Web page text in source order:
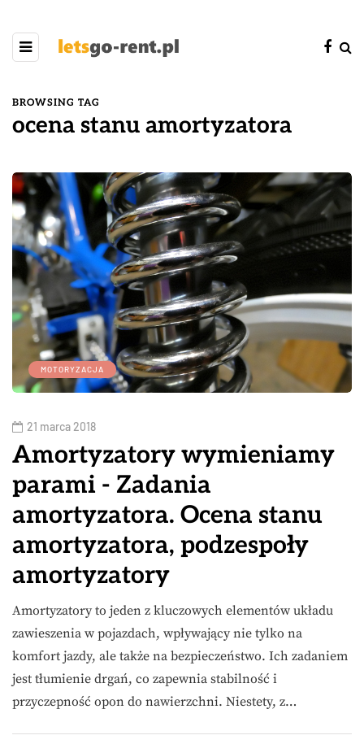
BROWSING TAG
ocena stanu amortyzatora
MOTORYZACJA
21 marca 2018
Amortyzatory wymieniamy
parami - Zadania
amortyzatora. Ocena stanu
amortyzatora, podzespoły
amortyzatory
Amortyzatory to jeden z kluczowych elementów układu
zawieszenia w pojazdach, wpływający nie tylko na
komfort jazdy, ale także na bezpieczeństwo. Ich zadaniem
jest tłumienie drgań, co zapewnia stabilność i
przyczepność opon do nawierzchni. Niestety, z…